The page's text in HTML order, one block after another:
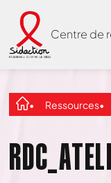
Centre de
Ressources